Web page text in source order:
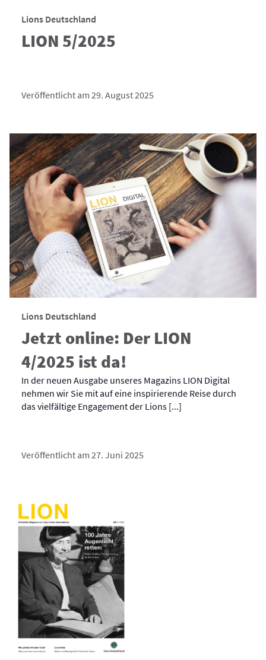
Lions Deutschland
LION 5/2025
Veröffentlicht am 29. August 2025
Lions Deutschland
Jetzt online: Der LION
4/2025 ist da!
In der neuen Ausgabe unseres Magazins LION Digital
nehmen wir Sie mit auf eine inspirierende Reise durch
das vielfältige Engagement der Lions [...]
Veröffentlicht am 27. Juni 2025